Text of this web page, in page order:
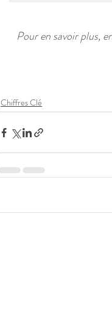
Pour en savoir plus,
Chiffres Clé